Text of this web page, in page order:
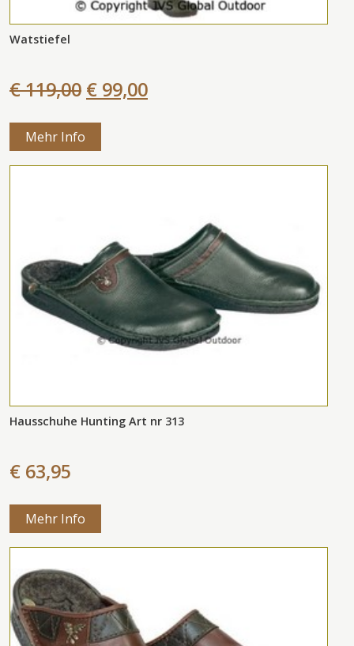
Watstiefel
€ 119,00 € 99,00
Mehr Info
Hausschuhe Hunting Art nr 313
€ 63,95
Mehr Info